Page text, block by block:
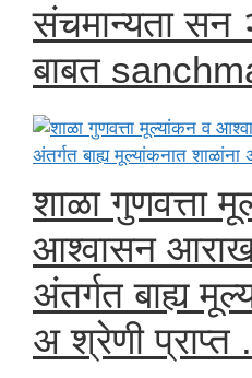
संचमान्यता
बाबत
शाळा गुणवत्ता
आश्वासन
अंतर्गत बाह्य
अ श्रेणी प्राप्त